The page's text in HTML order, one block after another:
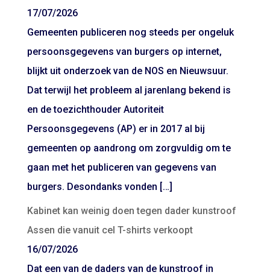
17/07/2026
Gemeenten publiceren nog steeds per ongeluk
persoonsgegevens van burgers op internet,
blijkt uit onderzoek van de NOS en Nieuwsuur.
Dat terwijl het probleem al jarenlang bekend is
en de toezichthouder Autoriteit
Persoonsgegevens (AP) er in 2017 al bij
gemeenten op aandrong om zorgvuldig om te
gaan met het publiceren van gegevens van
burgers. Desondanks vonden […]
Kabinet kan weinig doen tegen dader kunstroof
Assen die vanuit cel T-shirts verkoopt
16/07/2026
Dat een van de daders van de kunstroof in